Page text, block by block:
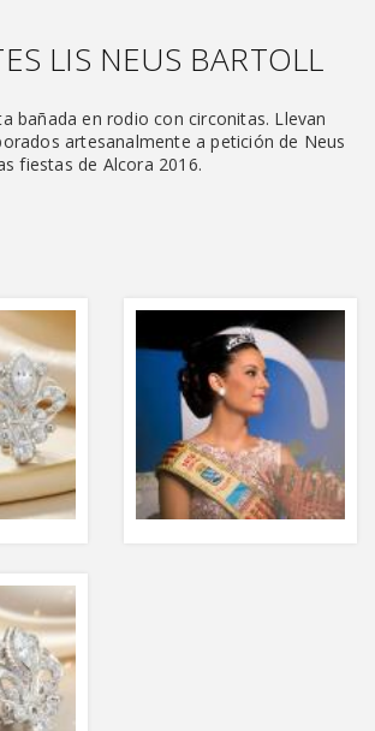
LIS NEUS BARTOLL
bañada en rodio con circonitas. Llevan
artesanalmente a petición de Neus
fiestas de Alcora 2016.